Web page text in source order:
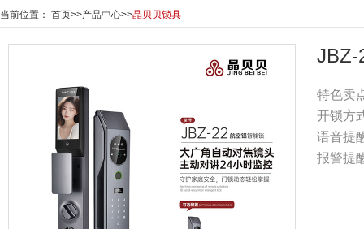
当前位置： 首页>>产品中心>>晶贝贝锁具
JBZ-
特色卖
开锁方
语音提
报警提